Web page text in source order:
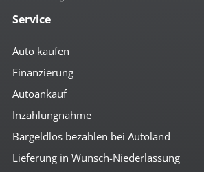
Service
Auto kaufen
Finanzierung
Autoankauf
Inzahlungnahme
Bargeldlos bezahlen bei Autoland
Lieferung in Wunsch-Niederlassung